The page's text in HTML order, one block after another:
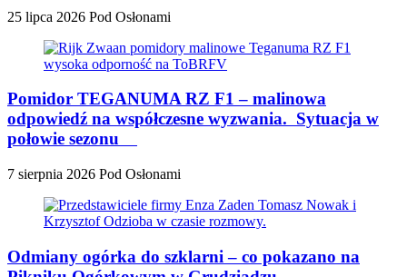
25 lipca 2026 Pod Osłonami
Pomidor TEGANUMA RZ F1 – malinowa
odpowiedź na współczesne wyzwania. Sytuacja w
połowie sezonu
7 sierpnia 2026 Pod Osłonami
Odmiany ogórka do szklarni – co pokazano na